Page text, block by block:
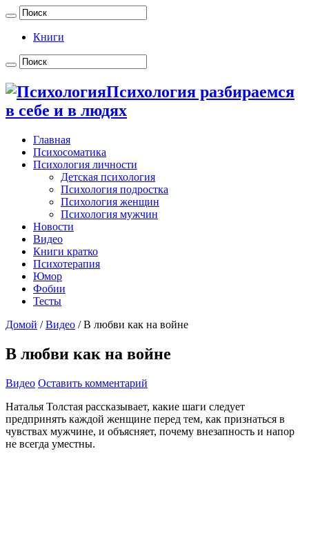
Книги
Психология разбираемся
в себе и в людях
Главная
Психосоматика
Психология личности
Детская психология
Психология подростка
Психология женщин
Психология мужчин
Новости
Видео
Книги кратко
Психотерапия
Юмор
Фобии
Тесты
Домой / Видео / В любви как на войне
В любви как на войне
Видео Оставить комментарий
Наталья Толстая рассказывает, какие шаги следует
предпринять каждой женщине перед тем, как признаться в
чувствах мужчине, и объясняет, почему внезапность и напор
не всегда уместны.